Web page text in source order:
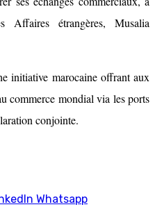
Affaires étrangères, Musalia
initiative marocaine offrant aux
commerce mondial via les ports
conjointe.
Whatsapp